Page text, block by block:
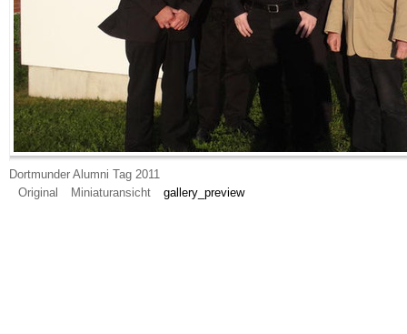
Dortmunder Alumni Tag 2011
Original
Miniaturansicht gallery_preview